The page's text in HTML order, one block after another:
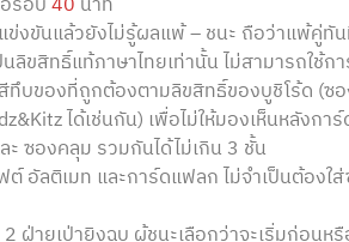
ข่งขันแล้วยังไม่รู้ผลแพ้ – ชนะ ถือว่าแพ้คู่ทั
นลิขสิทธิ์แท้ภาษาไทยเท่านั้น ไม่สามารถใช้
ทึบของที่ถูกต้องตามลิขสิทธิ์ของบูชิโร้ด (ซ
ได้เช่นกัน) เพื่อไม่ให้มองเห็นหลังก
ะ ซองคลุม รวมกันได้ไม่เกิน 3 ชั้น
อัลติเมท และการ์ดแฟลก ไม่จำเป็นต้อง
2 ฝ่ายเป่ายิงฉุบ ผู้ชนะเลือกว่าจะเริ่มก่อนห